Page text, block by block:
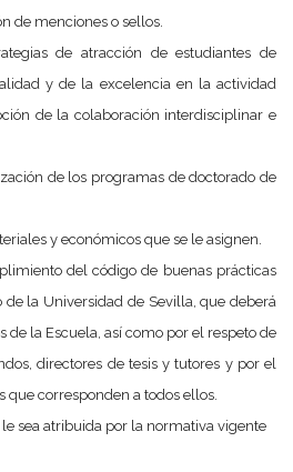
de menciones o sellos.
de atracción de estudiantes de
y de la excelencia en la actividad
de la colaboración interdisciplinar e
de los programas de doctorado de
y económicos que se le asignen.
del código de buenas prácticas
de la Universidad de Sevilla, que deberá
de la Escuela, así como por el respeto de
directores de tesis y tutores y por el
corresponden a todos ellos.
sea atribuida por la normativa vigente